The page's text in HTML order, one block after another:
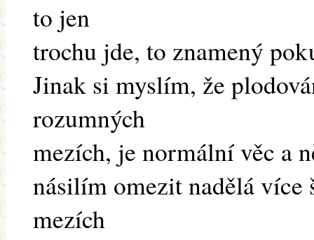
to jen
trochu jde, to znamený
Jinak si myslím, že
rozumných
mezích, je normální věc a
násilím omezit nadělá
mezích